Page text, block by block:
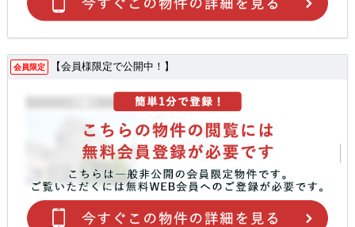
会員限定 【会員様限定で公開中！】